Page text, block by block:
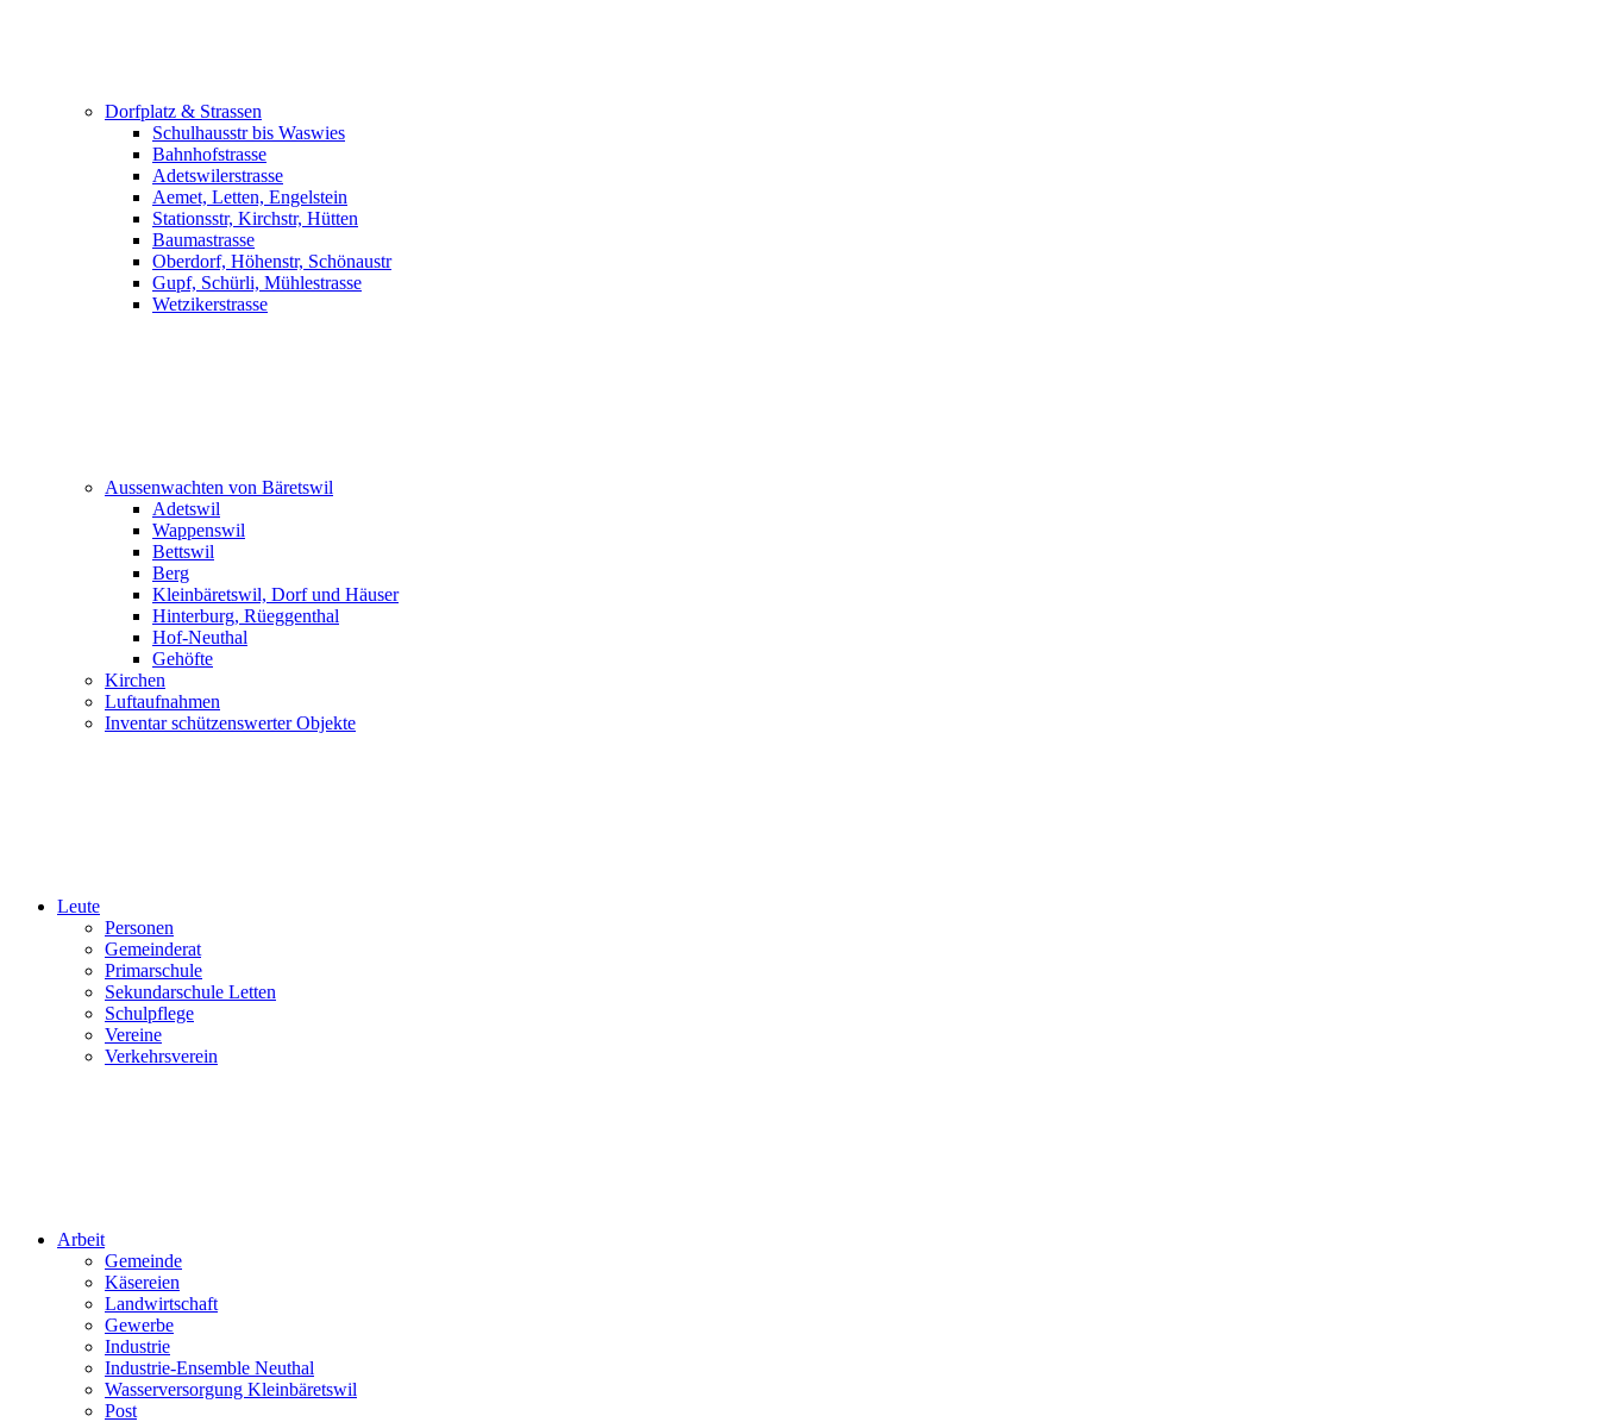
Dorfplatz & Strassen
Schulhausstr bis Waswies
Bahnhofstrasse
Adetswilerstrasse
Aemet, Letten, Engelstein
Stationsstr, Kirchstr, Hütten
Baumastrasse
Oberdorf, Höhenstr, Schönaustr
Gupf, Schürli, Mühlestrasse
Wetzikerstrasse
Aussenwachten von Bäretswil
Adetswil
Wappenswil
Bettswil
Berg
Kleinbäretswil, Dorf und Häuser
Hinterburg, Rüeggenthal
Hof-Neuthal
Gehöfte
Kirchen
Luftaufnahmen
Inventar schützenswerter Objekte
Leute
Personen
Gemeinderat
Primarschule
Sekundarschule Letten
Schulpflege
Vereine
Verkehrsverein
Arbeit
Gemeinde
Käsereien
Landwirtschaft
Gewerbe
Industrie
Industrie-Ensemble Neuthal
Wasserversorgung Kleinbäretswil
Post